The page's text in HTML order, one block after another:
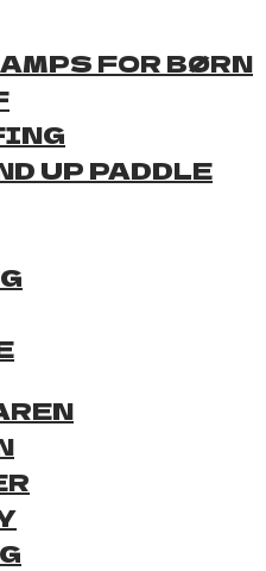
FOR BØRN
UP PADDLE